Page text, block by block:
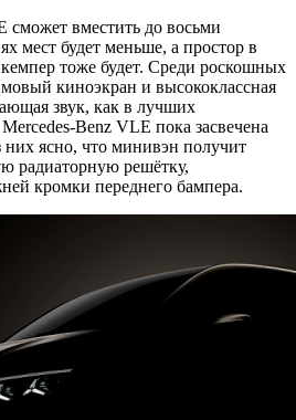
сможет вместить до восьми
мест будет меньше, а простор в
тоже будет. Среди роскошных
киноэкран и высококлассная
звук, как в лучших
Benz VLE пока засвечена
них ясно, что минивэн получит
радиаторную решётку,
кромки переднего бампера.